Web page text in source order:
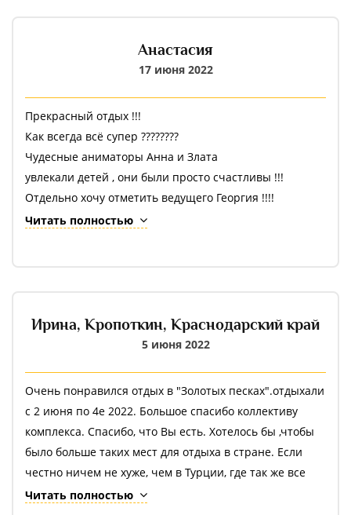
Анастасия
17 июня 2022
Прекрасный отдых !!!
Как всегда всё супер ????????
Чудесные аниматоры Анна и Злата
увлекали детей , они были просто счастливы !!!
Отдельно хочу отметить ведущего Георгия !!!!
Настоящий профессионал своего дела ????????
Читать полностью
Ирина, Кропоткин, Краснодарский край
5 июня 2022
Очень понравился отдых в "Золотых песках".отдыхали
с 2 июня по 4е 2022. Большое спасибо коллективу
комплекса. Спасибо, что Вы есть. Хотелось бы ,чтобы
было больше таких мест для отдыха в стране. Если
честно ничем не хуже, чем в Турции, где так же все
включено. Единственная разница, что там море, а
Читать полностью